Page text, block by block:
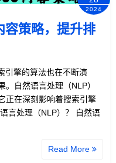
2024
容策略，提升排
引擎的算法也在不断演
自然语言处理（NLP）
正在深刻影响着搜索引擎
言处理（NLP）？ 自然语
Read More